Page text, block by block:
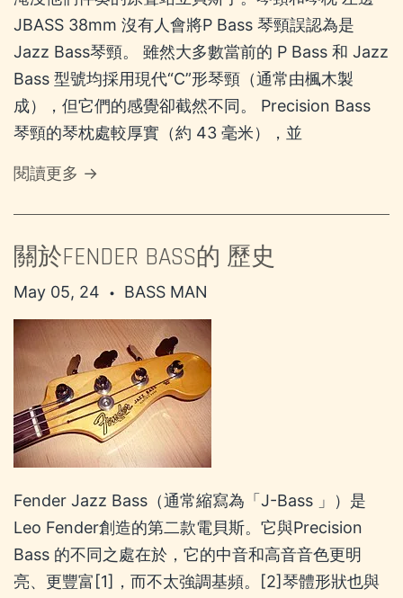
JBASS 38mm 沒有人會將P Bass 琴頸誤認為是
Jazz Bass琴頸。 雖然大多數當前的 P Bass 和 Jazz
Bass 型號均採用現代“C”形琴頸（通常由楓木製
成），但它們的感覺卻截然不同。 Precision Bass
琴頸的琴枕處較厚實（約 43 毫米），並
閱讀更多 →
關於FENDER BASS的 歷史
May 05, 24 • BASS MAN
Fender Jazz Bass（通常縮寫為「J-Bass 」）是
Leo Fender創造的第二款電貝斯。它與Precision
Bass 的不同之處在於，它的中音和高音音色更明
亮、更豐富[1]，而不太強調基頻。[2]琴體形狀也與